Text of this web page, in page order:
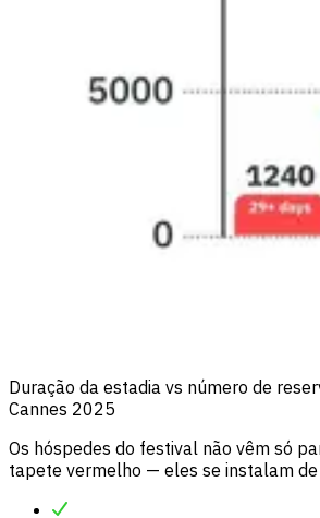
Duração da estadia vs número de
Cannes 2025
Os hóspedes do festival não vêm só
tapete vermelho — eles se instalam de